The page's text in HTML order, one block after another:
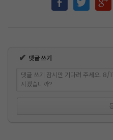
✔ 댓글 쓰기
댓글 쓰기 잠시만 기다려 주세요. 8/
시겠습니까?